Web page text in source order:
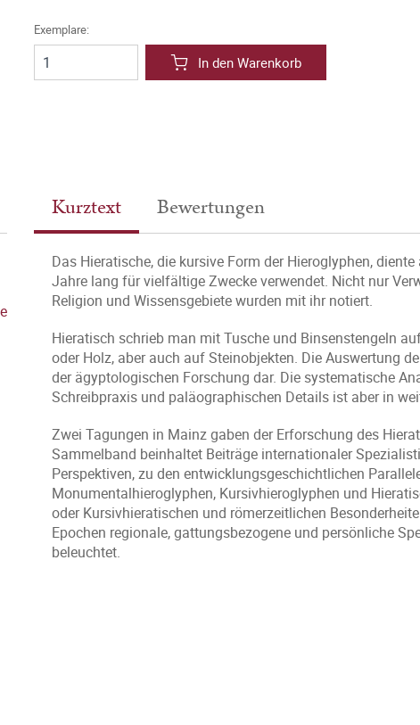
Exemplare:
In den Warenkorb
Kurztext Bewertungen
Das Hieratische, die kursive Form der Hieroglyphen,
Jahre lang für vielfältige Zwecke verwendet. Nicht nur
Religion und Wissensgebiete wurden mit ihr notiert.
Hieratisch schrieb man mit Tusche und Binsenstengeln
oder Holz, aber auch auf Steinobjekten. Die Auswertung
der ägyptologischen Forschung dar. Die systematische
Schreibpraxis und paläographischen Details ist aber in
Zwei Tagungen in Mainz gaben der Erforschung des
Sammelband beinhaltet Beiträge internationaler
Perspektiven, zu den entwicklungsgeschichtlichen
Monumentalhieroglyphen, Kursivhieroglyphen und
oder Kursivhieratischen und römerzeitlichen
Epochen regionale, gattungsbezogene und persönliche
beleuchtet.